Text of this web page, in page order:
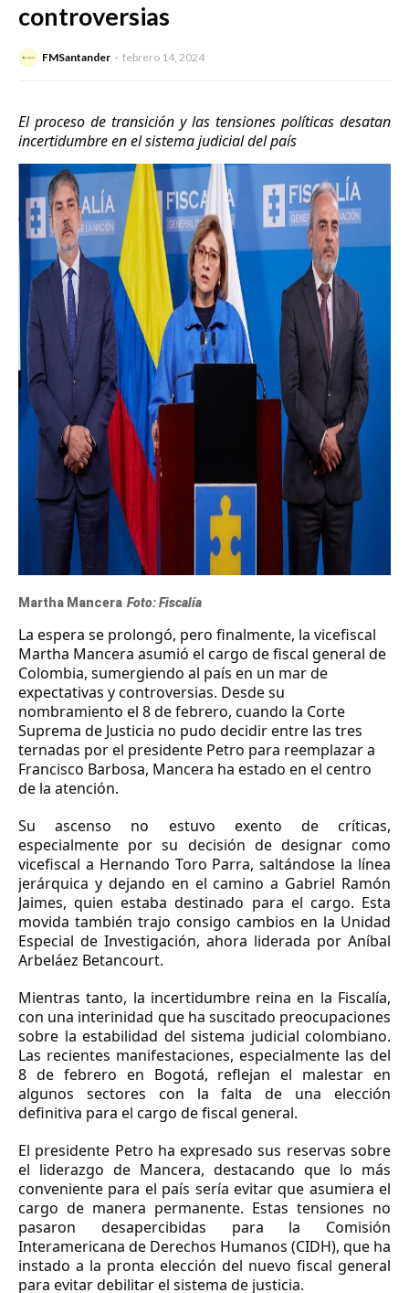
controversias
FMSantander febrero 14, 2024
El proceso de transición y las tensiones políticas desatan
incertidumbre en el sistema judicial del país
Martha Mancera Foto: Fiscalía
La espera se prolongó, pero finalmente, la vicefiscal
Martha Mancera asumió el cargo de fiscal general de
Colombia, sumergiendo al país en un mar de
expectativas y controversias. Desde su
nombramiento el 8 de febrero, cuando la Corte
Suprema de Justicia no pudo decidir entre las tres
ternadas por el presidente Petro para reemplazar a
Francisco Barbosa, Mancera ha estado en el centro
de la atención.
Su ascenso no estuvo exento de críticas,
especialmente por su decisión de designar como
vicefiscal a Hernando Toro Parra, saltándose la línea
jerárquica y dejando en el camino a Gabriel Ramón
Jaimes, quien estaba destinado para el cargo. Esta
movida también trajo consigo cambios en la Unidad
Especial de Investigación, ahora liderada por Aníbal
Arbeláez Betancourt.
Mientras tanto, la incertidumbre reina en la Fiscalía,
con una interinidad que ha suscitado preocupaciones
sobre la estabilidad del sistema judicial colombiano.
Las recientes manifestaciones, especialmente las del
8 de febrero en Bogotá, reflejan el malestar en
algunos sectores con la falta de una elección
definitiva para el cargo de fiscal general.
El presidente Petro ha expresado sus reservas sobre
el liderazgo de Mancera, destacando que lo más
conveniente para el país sería evitar que asumiera el
cargo de manera permanente. Estas tensiones no
pasaron desapercibidas para la Comisión
Interamericana de Derechos Humanos (CIDH), que ha
instado a la pronta elección del nuevo fiscal general
para evitar debilitar el sistema de justicia.